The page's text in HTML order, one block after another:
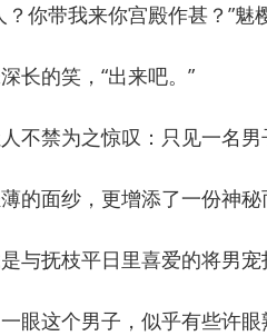
带我来你宫殿作甚？”魅樱
的笑，“出来吧。”
禁为之惊叹：只见一名男
面纱，更增添了一份神秘
抚枝平日里喜爱的将男宠
这个男子，似乎有些许眼